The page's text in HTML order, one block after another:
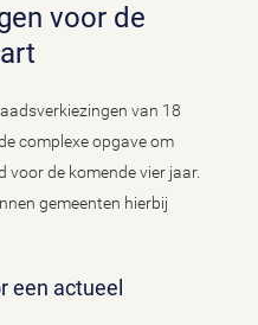
van 18
complexe opgave om
voor de komende vier jaar.
gemeenten hierbij